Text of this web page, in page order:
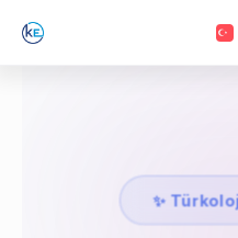
✨